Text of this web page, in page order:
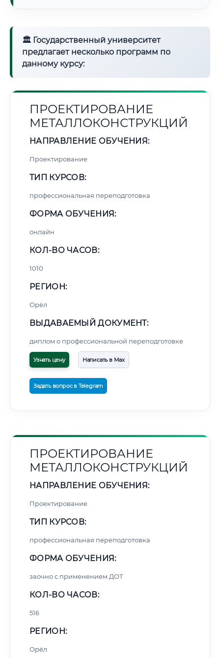
🏛 Государственный университет
предлагает несколько программ по
данному курсу:
ПРОЕКТИРОВАНИЕ
МЕТАЛЛОКОНСТРУКЦИЙ
НАПРАВЛЕНИЕ ОБУЧЕНИЯ:
Проектирование
ТИП КУРСОВ:
профессиональная переподготовка
ФОРМА ОБУЧЕНИЯ:
онлайн
КОЛ-ВО ЧАСОВ:
1010
РЕГИОН:
Орёл
ВЫДАВАЕМЫЙ ДОКУМЕНТ:
диплом о профессиональной переподготовке
Узнать цену Написать в Max
Задать вопрос в Telegram
ПРОЕКТИРОВАНИЕ
МЕТАЛЛОКОНСТРУКЦИЙ
НАПРАВЛЕНИЕ ОБУЧЕНИЯ:
Проектирование
ТИП КУРСОВ:
профессиональная переподготовка
ФОРМА ОБУЧЕНИЯ:
заочно с применением ДОТ
КОЛ-ВО ЧАСОВ:
516
РЕГИОН:
Орёл